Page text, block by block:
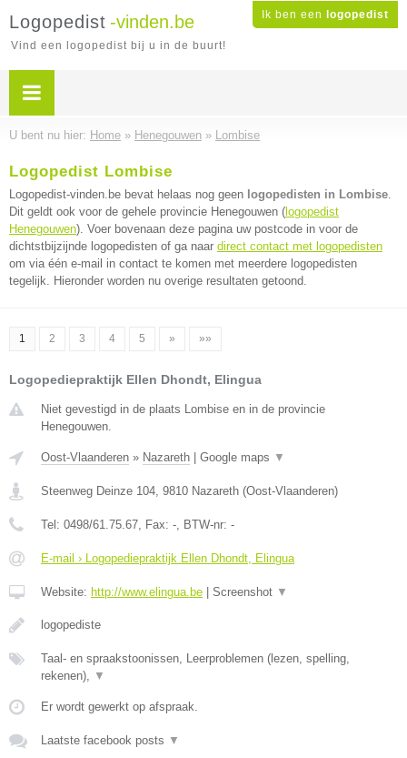
Ik ben een logopedist
Logopedist -vinden.be
Vind een logopedist bij u in de buurt!
U bent nu hier: Home » Henegouwen » Lombise
Logopedist Lombise
Logopedist-vinden.be bevat helaas nog geen logopedisten in Lombise.
Dit geldt ook voor de gehele provincie Henegouwen ( logopedist
Henegouwen). Voer bovenaan deze pagina uw postcode in voor de
dichtstbijzijnde logopedisten of ga naar direct contact met logopedisten
om via één e-mail in contact te komen met meerdere logopedisten
tegelijk. Hieronder worden nu overige resultaten getoond.
1 2 3 4 5 » »»
Logopediepraktijk Ellen Dhondt, Elingua
Niet gevestigd in de plaats Lombise en in de provincie
Henegouwen.
Oost-Vlaanderen » Nazareth Google maps ▼
Steenweg Deinze 104, 9810 Nazareth (Oost-Vlaanderen)
Tel: 0498/61.75.67, Fax: -, BTW-nr: -
E-mail › Logopediepraktijk Ellen Dhondt, Elingua
Website: http://www.elingua.be Screenshot ▼
logopediste
Taal- en spraakstoonissen, Leerproblemen (lezen, spelling,
rekenen), ▼
Er wordt gewerkt op afspraak.
Laatste facebook posts ▼